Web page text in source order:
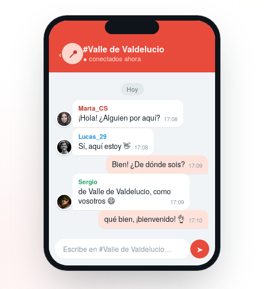
‹ 📍 #Valle de Valdelucio
● conectados ahora
Hoy
Marta_CS
¡Hola! ¿Alguien por aquí? 17:08
Lucas_29
Sí, aquí estoy 👋 17:08
Bien! ¿De dónde sois? 17:09
Sergio
de Valle de Valdelucio, como
vosotros 😄
17:09
qué bien, ¡bienvenido! 👌 17:10
Escribe en #Valle de Valdelucio… ➤